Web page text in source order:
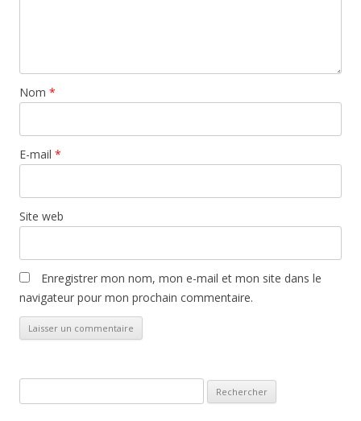
Nom *
E-mail *
Site web
Enregistrer mon nom, mon e-mail et mon site dans le
navigateur pour mon prochain commentaire.